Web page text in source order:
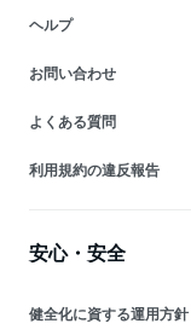
ヘルプ
お問い合わせ
よくある質問
利用規約の違反報告
安心・安全
健全化に資する運用方針